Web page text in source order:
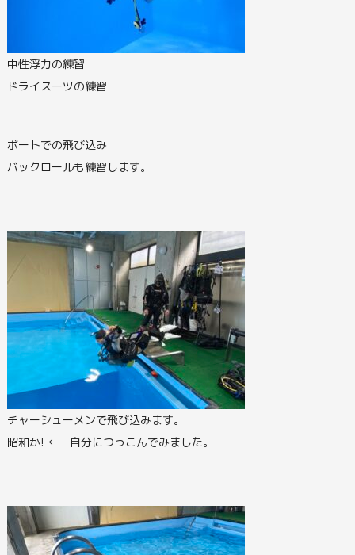
中性浮力の練習
ドライスーツの練習
ボートでの飛び込み
バックロールも練習します。
チャーシューメンで飛び込みます。
昭和か! ← 自分につっこんでみました。